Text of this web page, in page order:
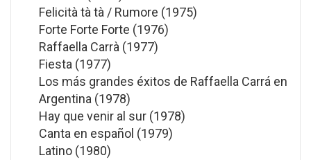
Felicità tà tà / Rumore (1975)
Forte Forte Forte (1976)
Raffaella Carrà (1977)
Fiesta (1977)
Los más grandes éxitos de Raffaella Carrá en
Argentina (1978)
Hay que venir al sur (1978)
Canta en español (1979)
Latino (1980)